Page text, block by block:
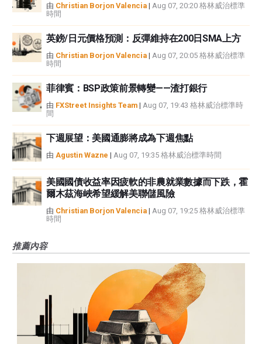
由 Christian Borjon Valencia | Aug 07, 20:20 格林威治標準
時間
英鎊/日元價格預測：反彈維持在200日SMA上方
由 Christian Borjon Valencia | Aug 07, 20:05 格林威治標準
時間
菲律賓：BSP政策前景轉變——渣打銀行
由 FXStreet Insights Team | Aug 07, 19:43 格林威治標準時
間
下週展望：美國通膨將成為下週焦點
由 Agustin Wazne | Aug 07, 19:35 格林威治標準時間
美國國債收益率因疲軟的非農就業數據而下跌，霍
爾木茲海峽希望緩解美聯儲風險
由 Christian Borjon Valencia | Aug 07, 19:25 格林威治標準
時間
推薦內容